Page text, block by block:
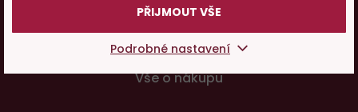
PŘIJMOUT VŠE
Podrobné nastavení
v
Vše o nákupu